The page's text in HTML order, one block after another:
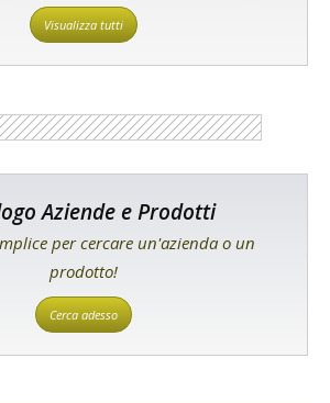
Visualizza tutti
Aziende e Prodotti
per cercare un'azienda o un
prodotto!
Cerca adesso